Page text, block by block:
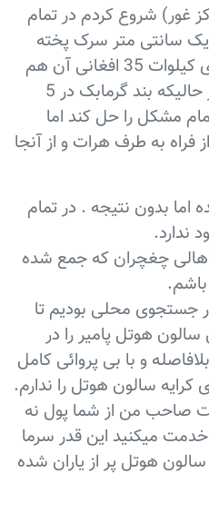
غور) شروع کردم در تمام
سانتی متر سرک پخته
دیده نه میشود. برق جنراتوری کیلوات 35 افغانی آن هم
برای دو ساعت وجود دارد، در حالیکه بند گرمابک در 5
مشکل را حل کند اما
فراه به طرف هرات و از آنجا
اما بدون نتیجه . در تمام
ندارد.
چغچران که جمع شده
جستجوی محلی بودیم تا
هوتل پامیر را در
و با بی پروائی کامل
کرایه سالون هوتل را ندارم.
من از شما پول نه
میکنید این قدر سرما
هوتل پر از یاران شده